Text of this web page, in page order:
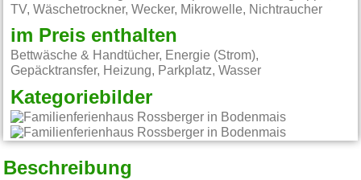
TV, Wäschetrockner, Wecker, Mikrowelle, Nichtraucher
im Preis enthalten
Bettwäsche & Handtücher, Energie (Strom),
Gepäcktransfer, Heizung, Parkplatz, Wasser
Kategoriebilder
Beschreibung